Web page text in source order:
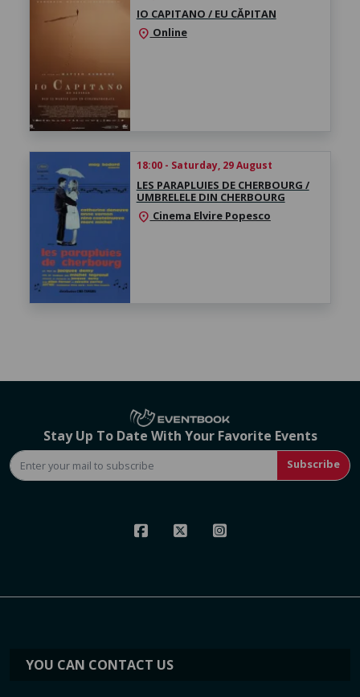
IO CAPITANO / EU CĂPITAN
location_on Online
18:00 - Saturday, 29 August
LES PARAPLUIES DE CHERBOURG /
UMBRELELE DIN CHERBOURG
location_on Cinema Elvire Popesco
Stay Up To Date With Your Favorite Events
Subscribe
YOU CAN CONTACT US